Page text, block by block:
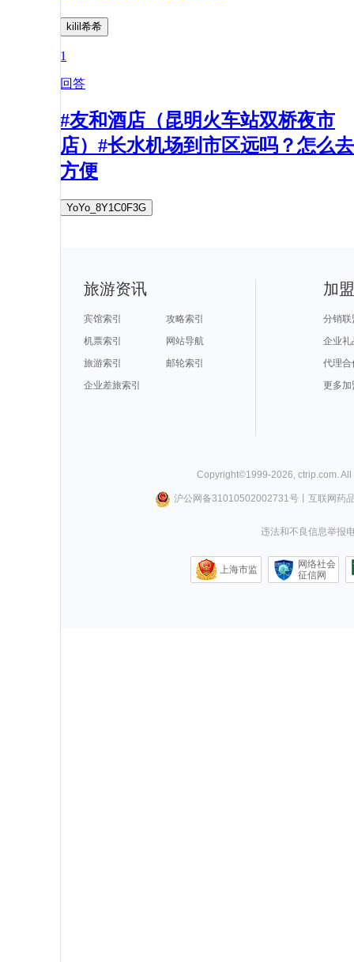
kilil希希
1
回答
#友和酒店（昆明火车站双桥夜市
店）#长水机场到市区远吗？怎么去
方便
YoYo_8Y1C0F3G
旅游资讯
宾馆索引
攻略索引
机票索引
网站导航
旅游索引
邮轮索引
企业差旅索引
加
分销联
企业礼
代理合
更多加
Copyright©1999-2026, ctrip.com.
沪公网备31010502002731号丨 互联网药
违法和不良信息举报
上海市监
网络社会
征信网